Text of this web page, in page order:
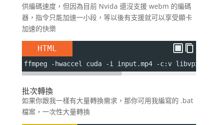
供編碼速度，但因為目前 Nvida 還沒支援 webm 的編碼
器，指令只能加速一小段，等以後有支援就可以享受顯卡
加速的快樂
HTML
ffmpeg -hwaccel cuda -i input.mp4 -c:v libvpx -
批次轉換
如果你跟我一樣有大量轉換需求，那你可用我編寫的 .bat
檔案，一次性大量轉換